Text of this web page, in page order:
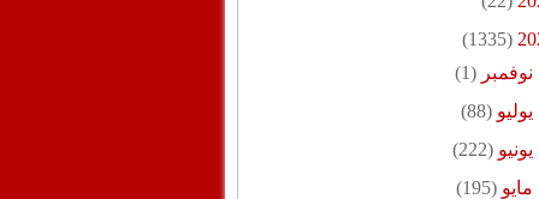
(1335)
نوفمبر(1)
يوليو(88)
يونيو(222)
مايو(195)